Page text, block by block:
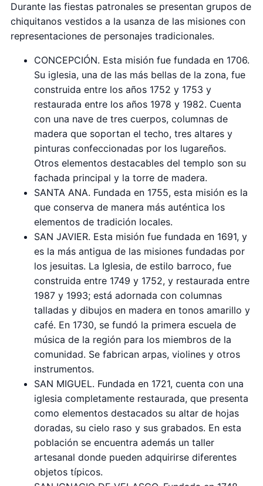
Durante las fiestas patronales se presentan grupos de
chiquitanos vestidos a la usanza de las misiones con
representaciones de personajes tradicionales.
CONCEPCIÓN. Esta misión fue fundada en 1706.
Su iglesia, una de las más bellas de la zona, fue
construida entre los años 1752 y 1753 y
restaurada entre los años 1978 y 1982. Cuenta
con una nave de tres cuerpos, columnas de
madera que soportan el techo, tres altares y
pinturas confeccionadas por los lugareños.
Otros elementos destacables del templo son su
fachada principal y la torre de madera.
SANTA ANA. Fundada en 1755, esta misión es la
que conserva de manera más auténtica los
elementos de tradición locales.
SAN JAVIER. Esta misión fue fundada en 1691, y
es la más antigua de las misiones fundadas por
los jesuitas. La Iglesia, de estilo barroco, fue
construida entre 1749 y 1752, y restaurada entre
1987 y 1993; está adornada con columnas
talladas y dibujos en madera en tonos amarillo y
café. En 1730, se fundó la primera escuela de
música de la región para los miembros de la
comunidad. Se fabrican arpas, violines y otros
instrumentos.
SAN MIGUEL. Fundada en 1721, cuenta con una
iglesia completamente restaurada, que presenta
como elementos destacados su altar de hojas
doradas, su cielo raso y sus grabados. En esta
población se encuentra además un taller
artesanal donde pueden adquirirse diferentes
objetos típicos.